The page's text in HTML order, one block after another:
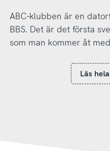
ABC-klubben är en
BBS. Det är det första
som man kommer åt
Läs